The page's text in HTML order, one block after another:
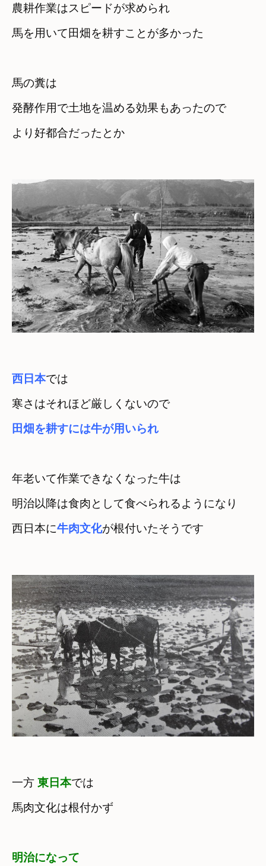
農耕作業はスピードが求められ
馬の糞は
発酵作用で土地を温める効果もあったので
より好都合だったとか
西日本では
田畑を耕すには牛が用いられ
年老いて作業できなくなった牛は
明治以降は食肉として食べられるようになり
西日本に牛肉文化が根付いたそうです
一方 東日本では
明治になって